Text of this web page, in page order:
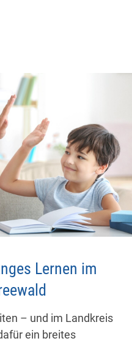
Lernen im
– und im Landkreis
ein breites